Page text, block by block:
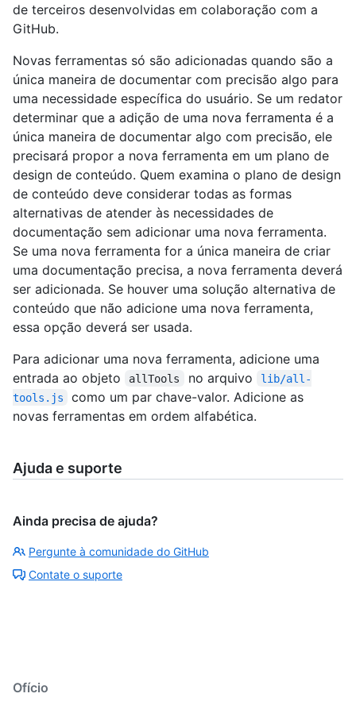
de terceiros desenvolvidas em colaboração com a
GitHub.
Novas ferramentas só são adicionadas quando são a
única maneira de documentar com precisão algo para
uma necessidade específica do usuário. Se um redator
determinar que a adição de uma nova ferramenta é a
única maneira de documentar algo com precisão, ele
precisará propor a nova ferramenta em um plano de
design de conteúdo. Quem examina o plano de design
de conteúdo deve considerar todas as formas
alternativas de atender às necessidades de
documentação sem adicionar uma nova ferramenta.
Se uma nova ferramenta for a única maneira de criar
uma documentação precisa, a nova ferramenta deverá
ser adicionada. Se houver uma solução alternativa de
conteúdo que não adicione uma nova ferramenta,
essa opção deverá ser usada.
Para adicionar uma nova ferramenta, adicione uma
entrada ao objeto
allTools no arquivo
lib/all-
tools.js
como um par chave-valor. Adicione as
novas ferramentas em ordem alfabética.
Ajuda e suporte
Ainda precisa de ajuda?
Pergunte à comunidade do GitHub
Contate o suporte
Ofício